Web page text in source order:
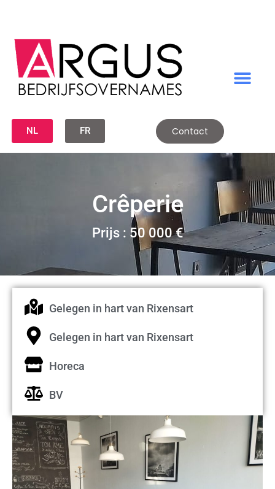
NL FR Contact
Crêperie
Prijs : 50 000 €
Gelegen in hart van Rixensart
Gelegen in hart van Rixensart
Horeca
BV